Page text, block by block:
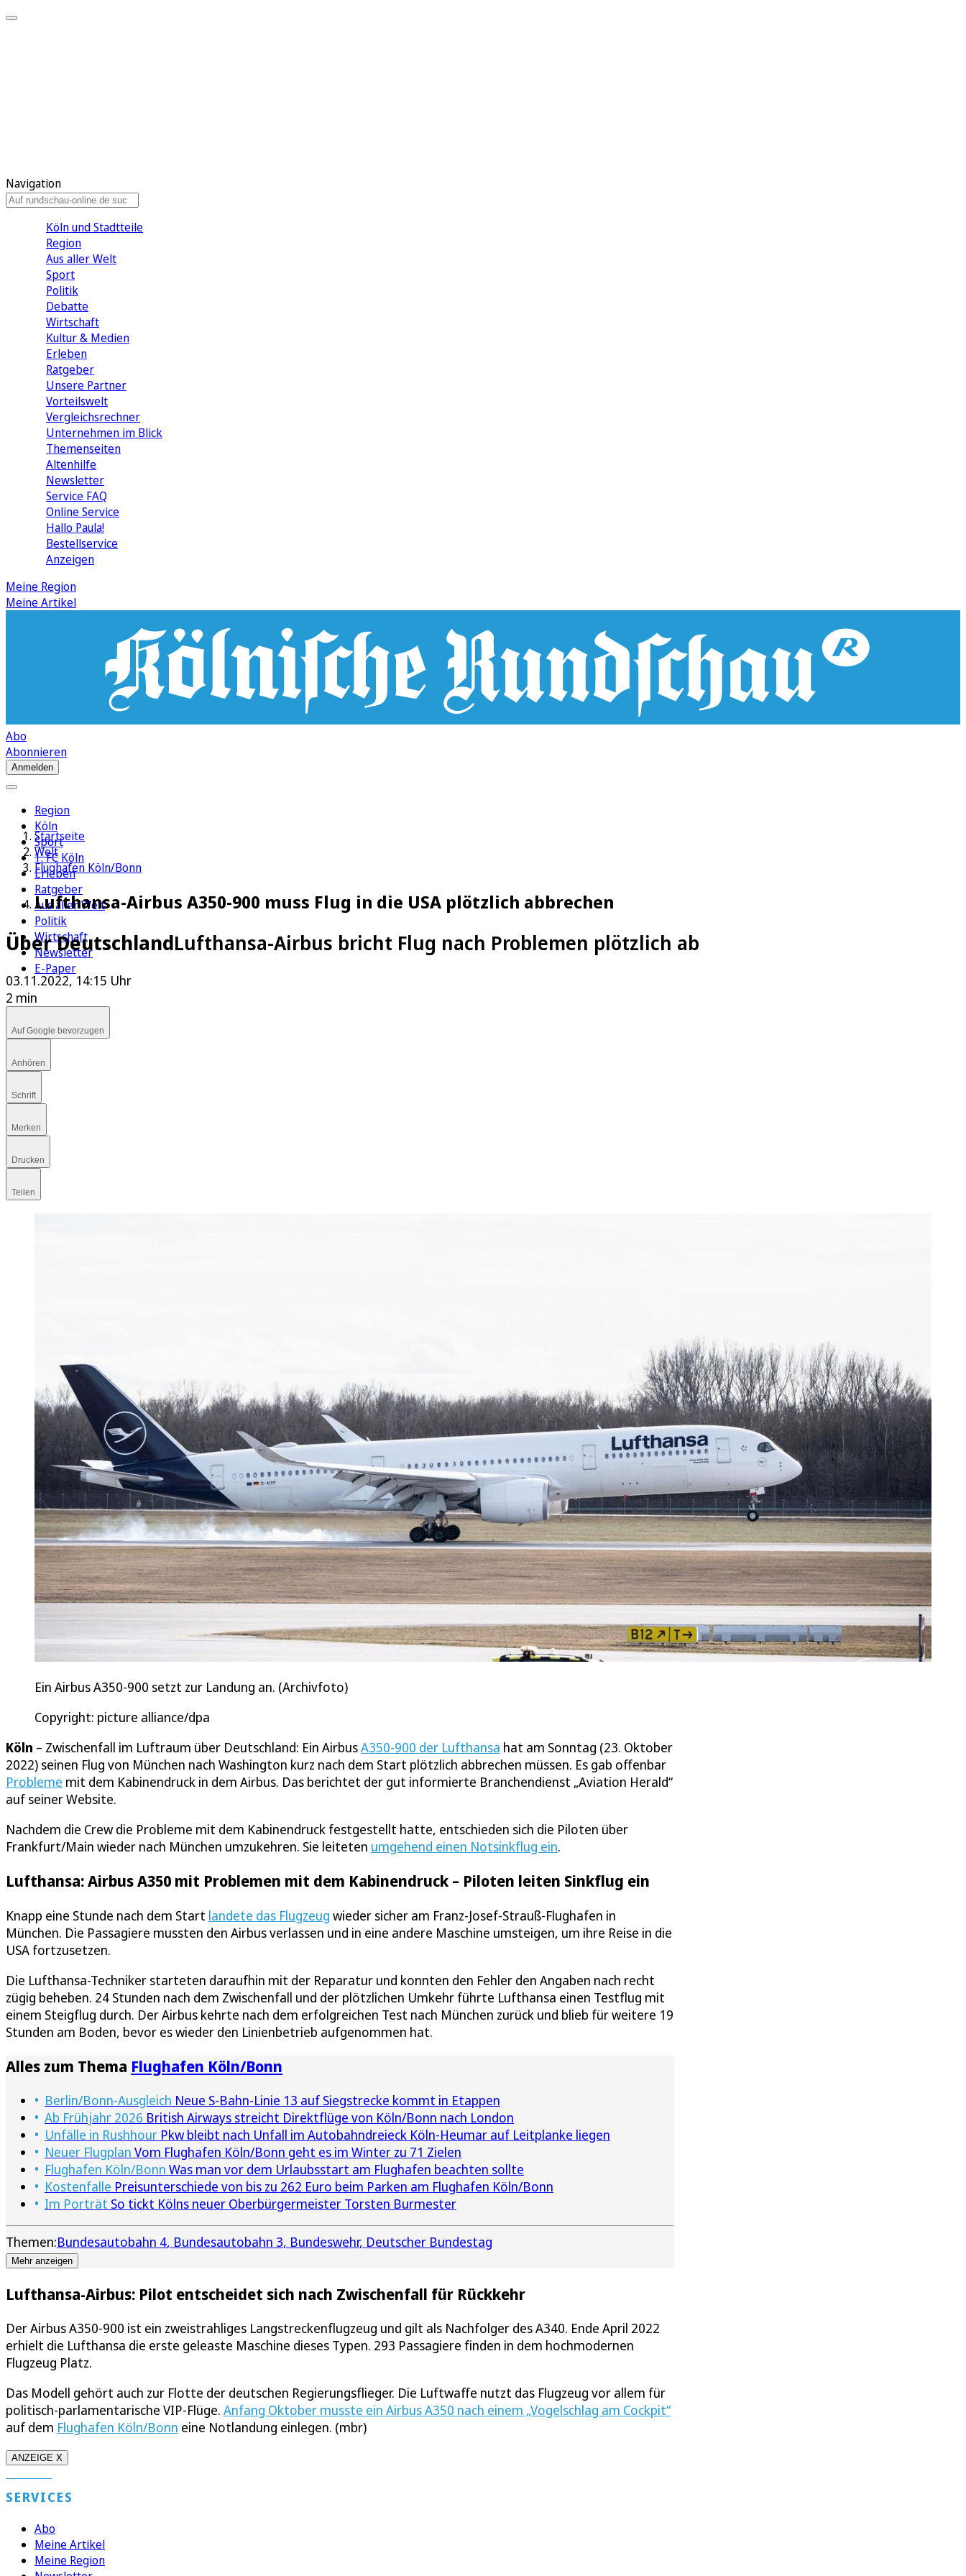
Navigation
Köln und Stadtteile
Region
Aus aller Welt
Sport
Politik
Debatte
Wirtschaft
Kultur & Medien
Erleben
Ratgeber
Unsere Partner
Vorteilswelt
Vergleichsrechner
Unternehmen im Blick
Themenseiten
Altenhilfe
Newsletter
Service FAQ
Online Service
Hallo Paula!
Bestellservice
Anzeigen
Meine Region
Meine Artikel
Abo
Abonnieren
Anmelden
Region
Köln
Sport
1. FC Köln
Erleben
Ratgeber
Aus aller Welt
Politik
Wirtschaft
Newsletter
E-Paper
Startseite
Welt
Flughafen Köln/Bonn
Lufthansa-Airbus A350-900 muss Flug in die USA plötzlich abbrechen
Über DeutschlandLufthansa-Airbus bricht Flug nach Problemen plötzlich ab
03.11.2022, 14:15 Uhr
2 min
Auf Google bevorzugen
Anhören
Schrift
Merken
Drucken
Teilen
Ein Airbus A350-900 setzt zur Landung an. (Archivfoto)
Copyright: picture alliance/dpa
Köln – Zwischenfall im Luftraum über Deutschland: Ein AirbusA350-900 der Lufthansa hat am Sonntag (23. Oktober
2022) seinen Flug von München nach Washington kurz nach dem Start plötzlich abbrechen müssen. Es gab offenbar
Probleme mit dem Kabinendruck in dem Airbus. Das berichtet der gut informierte Branchendienst „Aviation Herald“
auf seiner Website.
Nachdem die Crew die Probleme mit dem Kabinendruck festgestellt hatte, entschieden sich die Piloten über
Frankfurt/Main wieder nach München umzukehren. Sie leiteten umgehend einen Notsinkflug ein.
Lufthansa: Airbus A350 mit Problemen mit dem Kabinendruck – Piloten leiten Sinkflug ein
Knapp eine Stunde nach dem Start landete das Flugzeug wieder sicher am Franz-Josef-Strauß-Flughafen in
München. Die Passagiere mussten den Airbus verlassen und in eine andere Maschine umsteigen, um ihre Reise in die
USA fortzusetzen.
Die Lufthansa-Techniker starteten daraufhin mit der Reparatur und konnten den Fehler den Angaben nach recht
zügig beheben. 24 Stunden nach dem Zwischenfall und der plötzlichen Umkehr führte Lufthansa einen Testflug mit
einem Steigflug durch. Der Airbus kehrte nach dem erfolgreichen Test nach München zurück und blieb für weitere 19
Stunden am Boden, bevor es wieder den Linienbetrieb aufgenommen hat.
Alles zum Thema Flughafen Köln/Bonn
Berlin/Bonn-Ausgleich Neue S-Bahn-Linie 13 auf Siegstrecke kommt in Etappen
Ab Frühjahr 2026 British Airways streicht Direktflüge von Köln/Bonn nach London
Unfälle in Rushhour Pkw bleibt nach Unfall im Autobahndreieck Köln-Heumar auf Leitplanke liegen
Neuer Flugplan Vom Flughafen Köln/Bonn geht es im Winter zu 71 Zielen
Flughafen Köln/Bonn Was man vor dem Urlaubsstart am Flughafen beachten sollte
Kostenfalle Preisunterschiede von bis zu 262 Euro beim Parken am Flughafen Köln/Bonn
Im Porträt So tickt Kölns neuer Oberbürgermeister Torsten Burmester
Themen:Bundesautobahn 4 Bundesautobahn 3 Bundeswehr Deutscher Bundestag
Mehr anzeigen
Lufthansa-Airbus: Pilot entscheidet sich nach Zwischenfall für Rückkehr
Der Airbus A350-900 ist ein zweistrahliges Langstreckenflugzeug und gilt als Nachfolger des A340. Ende April 2022
erhielt die Lufthansa die erste geleaste Maschine dieses Typen. 293 Passagiere finden in dem hochmodernen
Flugzeug Platz.
Das Modell gehört auch zur Flotte der deutschen Regierungsflieger. Die Luftwaffe nutzt das Flugzeug vor allem für
politisch-parlamentarische VIP-Flüge. Anfang Oktober musste ein Airbus A350 nach einem „Vogelschlag am Cockpit“
auf dem Flughafen Köln/Bonn eine Notlandung einlegen. (mbr)
ANZEIGE X
SERVICES
Abo
Meine Artikel
Meine Region